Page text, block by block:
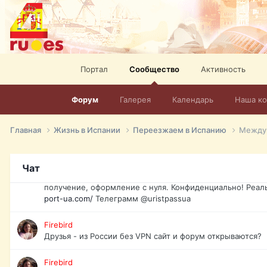
Портал Сообщество
Форум Галерея Календарь Наша
Активность
Главная Жизнь в Испании Переезжаем в Испанию
Чат
спорт, HD. + Огромная видеотека + 10.000 фильмов и
сайта. Наш сайт: http://mir-tv.club/television-in-spain.html
David16
Книги
David16
Подскажите пожалуйста, как удалить свой аккаунт из
Юрист юа
получение, оформление с нуля. Конфиденциально!
port-ua.com/ Телеграмм @uristpassua
Firebird
Друзья - из России без VPN сайт и форум открываются?
Firebird